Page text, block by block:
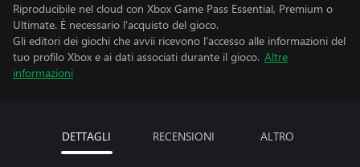
Riproducibile nel cloud con Xbox Game Pass Essential, Premium o
Ultimate. È necessario l'acquisto del gioco.
Gli editori dei giochi che avvii ricevono l'accesso alle informazioni del
tuo profilo Xbox e ai dati associati durante il gioco. Altre
informazioni
DETTAGLI RECENSIONI ALTRO